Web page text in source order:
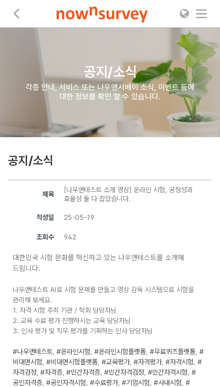
공지/소식
각종 안내, 서비스 또는 나우앤서베이 소식, 이벤트 등에
대한 정보를 확인 할 수 있습니다.
공지/소식
제목
[나우앤테스트 소개 영상] 온라인 시험, 공정성과
효율성 둘 다 잡았습니다.
작성일 25-05-19
조회수 942
대한민국 시험 문화를 혁신하고 있는 나우앤테스트를 소개해
드립니다.
나우앤테스트 AI로 시험 문제를 만들고 영상 감독 시스템으로 시험을
관리해 보세요.
1. 자격 시험 주최 기관 / 학회 담당자님
2. 교육 수료 평가 진행하시는 교육 담당자님
3. 인사 평가 및 직무 평가를 기획하는 인사 담당자님
#나우앤테스트, #온라인시험, #온라인시험플랫폼, #무료퀴즈플랫폼, #
비대면시험, #비대면시험플랫폼, #교육평가, #자격평가, #자격시험, #
자격검정, #자격증, #민간자격증, #민간자격검정, #민간자격시험, #
공인자격증, #공인자격시험, #수료평가, #기업시험, #사내시험, #